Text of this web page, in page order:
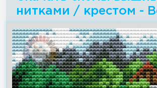
нитками / крестом -